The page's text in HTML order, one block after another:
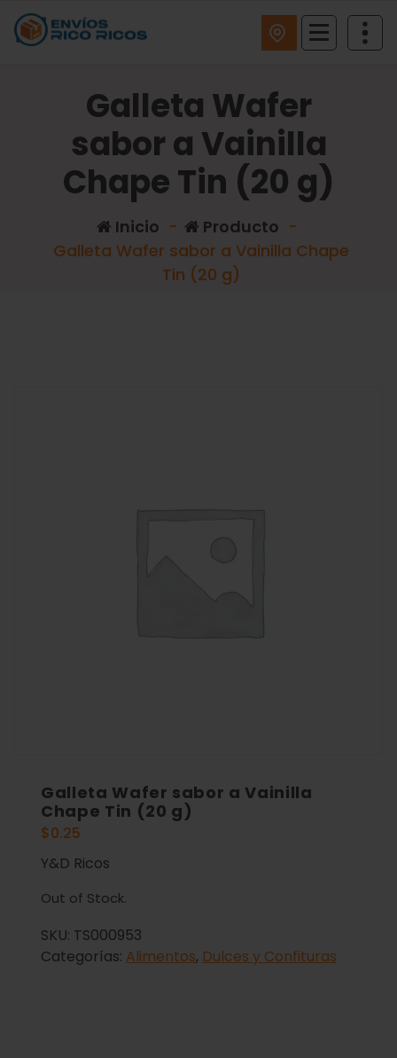
Galleta Wafer
sabor a Vainilla
Chape Tin (20 g)
Inicio - Producto -
Galleta Wafer sabor a Vainilla Chape
Tin (20 g)
Galleta Wafer sabor a Vainilla
Chape Tin (20 g)
$0.25
Y&D Ricos
Out of Stock.
SKU: TS000953
Categorías: Alimentos, Dulces y Confituras